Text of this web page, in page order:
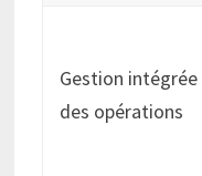
Gestion intégrée
des opérations